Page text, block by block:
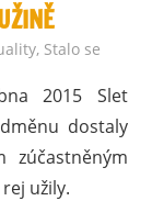
, Stalo se
2015 Slet
dostaly
zúčastněným
užily.